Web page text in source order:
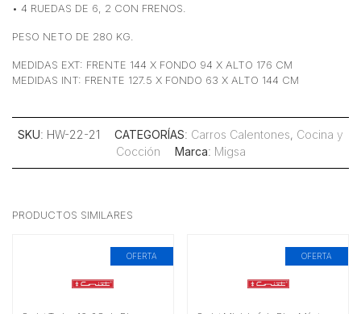
• 4 RUEDAS DE 6, 2 CON FRENOS.
PESO NETO DE 280 KG.
MEDIDAS EXT: FRENTE 144 X FONDO 94 X ALTO 176 CM
MEDIDAS INT: FRENTE 127.5 X FONDO 63 X ALTO 144 CM
SKU: HW-22-21 CATEGORÍAS: Carros Calentones, Cocina y
Cocción
Marca: Migsa
PRODUCTOS SIMILARES
OFERTA OFERTA